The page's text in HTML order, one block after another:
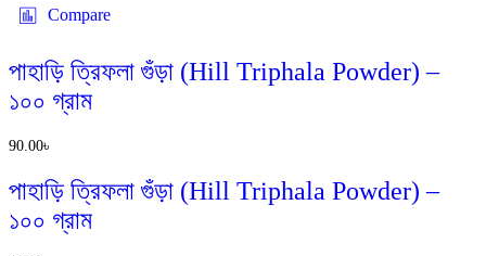
Compare
পাহাড়ি ত্রিফলা গুঁড়া (Hill Triphala Powder) –
১০০ গ্রাম
90.00৳
পাহাড়ি ত্রিফলা গুঁড়া (Hill Triphala Powder) –
১০০ গ্রাম